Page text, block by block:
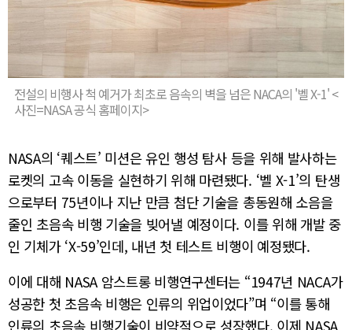
전설의 비행사 척 예거가 최초로 음속의 벽을 넘은 NACA의 '벨 X-1' <
사진=NASA 공식 홈페이지>
NASA의 ‘퀘스트’ 미션은 유인 행성 탐사 등을 위해 발사하는
로켓의 고속 이동을 실현하기 위해 마련됐다. ‘벨 X-1’의 탄생
으로부터 75년이나 지난 만큼 첨단 기술을 총동원해 소음을
줄인 초음속 비행 기술을 빚어낼 예정이다. 이를 위해 개발 중
인 기체가 ‘X-59’인데, 내년 첫 테스트 비행이 예정됐다.
이에 대해 NASA 암스트롱 비행연구센터는 “1947년 NACA가
성공한 첫 초음속 비행은 인류의 위업이었다”며 “이를 통해
인류의 초음속 비행기술이 비약적으로 성장했다. 이제 NASA